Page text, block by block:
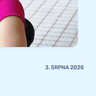
3. SRPNA 2026